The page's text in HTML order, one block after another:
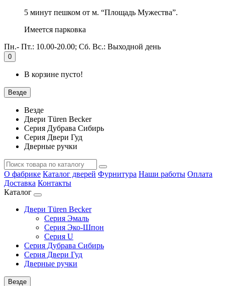
5 минут пешком от м. “Площадь Мужества”.
Имеется парковка
Пн.- Пт.: 10.00-20.00; Сб. Вс.: Выходной день
0
В корзине пусто!
Везде
Везде
Двери Türen Becker
Серия Дубрава Сибирь
Серия Двери Гуд
Дверные ручки
О фабрике Каталог дверей Фурнитура Наши работы Оплата
Доставка Контакты
Каталог
Двери Türen Becker
Серия Эмаль
Серия Эко-Шпон
Серия U
Серия Дубрава Сибирь
Серия Двери Гуд
Дверные ручки
Везде